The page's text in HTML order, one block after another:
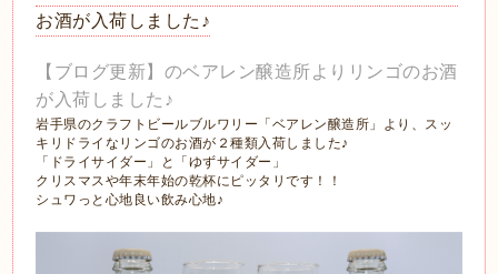
お酒が入荷しました♪
【ブログ更新】のベアレン醸造所よりリンゴのお酒
が入荷しました♪
岩手県のクラフトビールブルワリー「ベアレン醸造所」より、スッ
キリドライなリンゴのお酒が２種類入荷しました♪
「ドライサイダー」と「ゆずサイダー」
クリスマスや年末年始の乾杯にピッタリです！！
シュワっと心地良い飲み心地♪